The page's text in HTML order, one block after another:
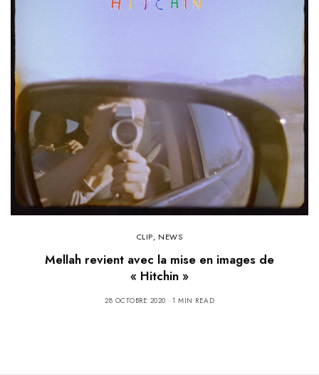
CLIP, NEWS
Mellah revient avec la mise en images de
« Hitchin »
28 OCTOBRE 2020 1 MIN READ